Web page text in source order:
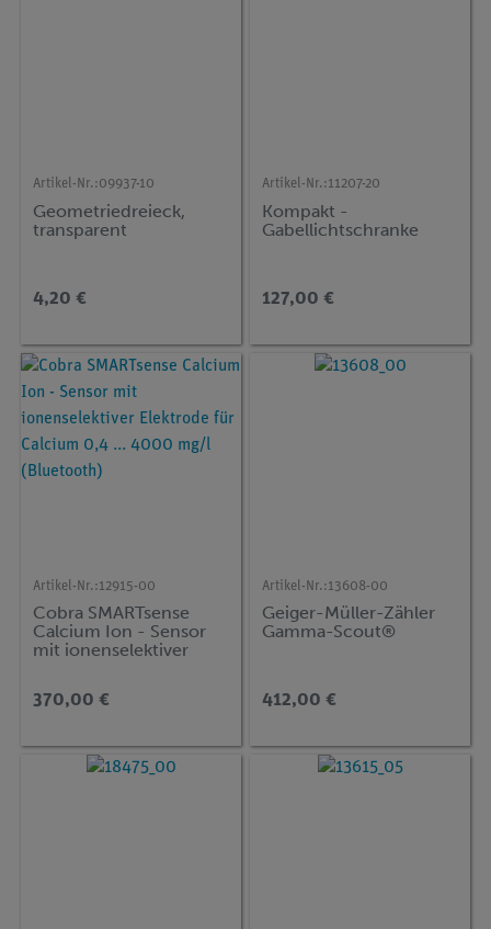
Artikel-Nr.:09937-10
Geometriedreieck,
transparent
4,20 €
Artikel-Nr.:11207-20
Kompakt -
Gabellichtschranke
127,00 €
Artikel-Nr.:12915-00
Cobra SMARTsense
Calcium Ion - Sensor
mit ionenselektiver
(Bluetooth)
370,00 €
Artikel-Nr.:13608-00
Geiger-Müller-Zähler
Gamma-Scout®
412,00 €